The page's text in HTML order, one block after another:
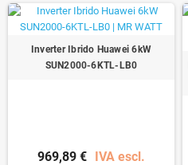
Inverter Ibrido Huawei 6kW
SUN2000-6KTL-LB0
969,89 € IVA escl.